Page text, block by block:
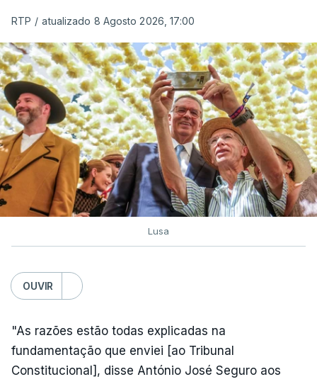
c/ Lusa
RTP / atualizado 8 Agosto 2026, 17:00
Lusa
OUVIR
"As razões estão todas explicadas na
fundamentação que enviei [ao Tribunal
Constitucional], disse António José Seguro aos